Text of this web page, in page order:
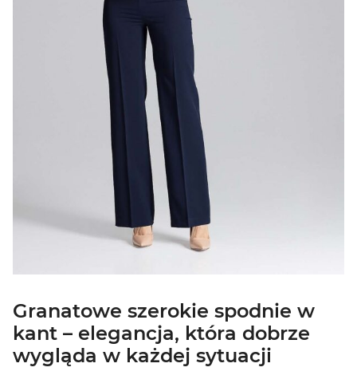
Granatowe szerokie spodnie w
kant – elegancja, która dobrze
wygląda w każdej sytuacji